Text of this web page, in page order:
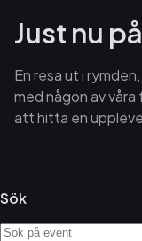
Just nu
En resa ut i
med någon av
att hitta en
Sök